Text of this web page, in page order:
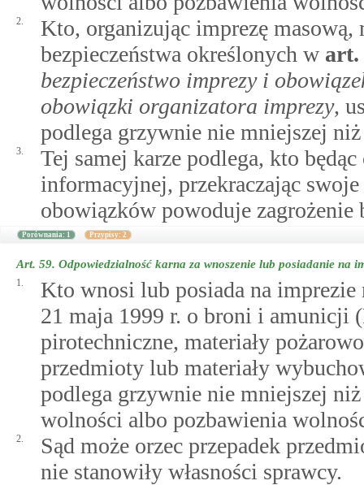
2.
Kto, organizując imprezę
bezpieczeństwa określonych w art.
bezpieczeństwo imprezy i
obowiązki organizatora imprezy,
podlega grzywnie nie mniejszej
3.
Tej samej karze podlega, kto
informacyjnej, przekraczając
obowiązków powoduje zagrożenie
Porównania: 1 Przypisy: 2
Art. 59. Odpowiedzialność karna za wnoszenie lub posiadanie na
1.
Kto wnosi lub posiada na
21 maja 1999 r. o broni i amunicji
pirotechniczne, materiały
przedmioty lub materiały
podlega grzywnie nie mniejszej
wolności albo pozbawienia
2.
Sąd może orzec przepadek
nie stanowiły własności sprawcy.